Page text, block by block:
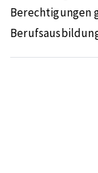
Berechtigungen